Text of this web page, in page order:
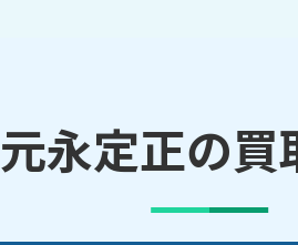
元永定正の買